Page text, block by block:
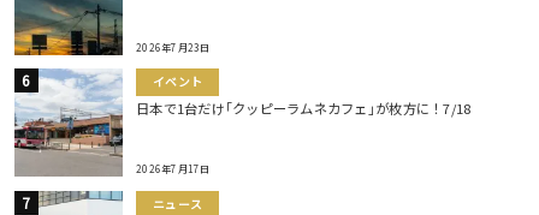
2026年7月23日
イベント
日本で1台だけ｢クッピーラムネカフェ｣が枚方に！7/18
2026年7月17日
ニュース